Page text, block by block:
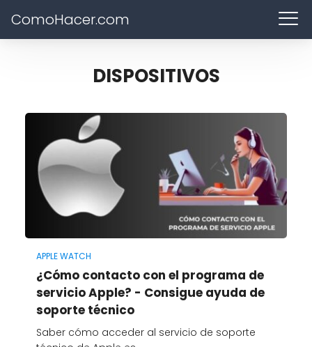
ComoHacer.com
DISPOSITIVOS
APPLE WATCH
¿Cómo contacto con el programa de
servicio Apple? - Consigue ayuda de
soporte técnico
Saber cómo acceder al servicio de soporte